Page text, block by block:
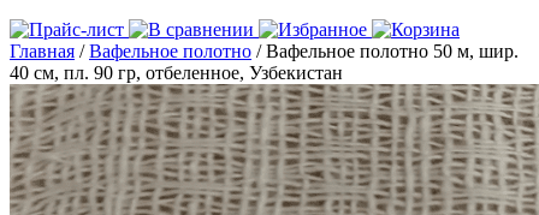
Главная /Вафельное полотно / Вафельное полотно 50 м, шир.
40 см, пл. 90 гр, отбеленное, Узбекистан